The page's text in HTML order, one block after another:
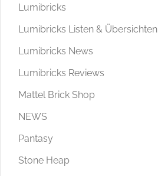
Lumibricks
Lumibricks Listen & Übersichten
Lumibricks News
Lumibricks Reviews
Mattel Brick Shop
NEWS
Pantasy
Stone Heap